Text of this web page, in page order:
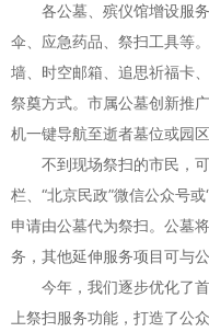
各公墓、殡仪馆增设服务
伞、应急药品、祭扫工具等
墙、时空邮箱、追思祈福卡
祭奠方式。市属公墓创新推
机一键导航至逝者墓位或园
不到现场祭扫的市民，可
栏、“北京民政”微信公众号
申请由公墓代为祭扫。公墓
务，其他延伸服务项目可与公
今年，我们逐步优化了首
上祭扫服务功能，打造了公